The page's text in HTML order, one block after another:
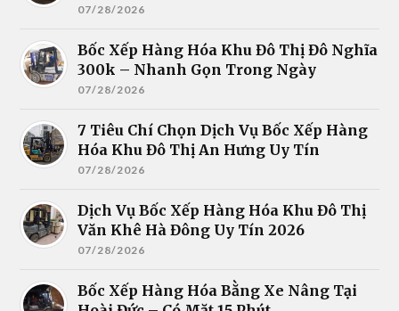
07/28/2026
Bốc Xếp Hàng Hóa Khu Đô Thị Đô Nghĩa
300k – Nhanh Gọn Trong Ngày
07/28/2026
7 Tiêu Chí Chọn Dịch Vụ Bốc Xếp Hàng
Hóa Khu Đô Thị An Hưng Uy Tín
07/28/2026
Dịch Vụ Bốc Xếp Hàng Hóa Khu Đô Thị
Văn Khê Hà Đông Uy Tín 2026
07/28/2026
Bốc Xếp Hàng Hóa Bằng Xe Nâng Tại